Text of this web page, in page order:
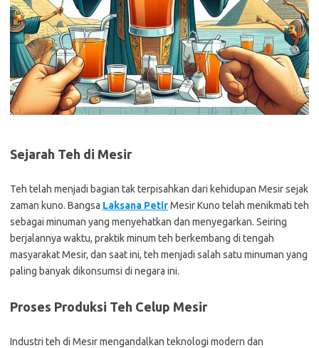
Sejarah Teh di Mesir
Teh telah menjadi bagian tak terpisahkan dari kehidupan Mesir sejak
zaman kuno. Bangsa Laksana PetirMesir Kuno telah menikmati teh
sebagai minuman yang menyehatkan dan menyegarkan. Seiring
berjalannya waktu, praktik minum teh berkembang di tengah
masyarakat Mesir, dan saat ini, teh menjadi salah satu minuman yang
paling banyak dikonsumsi di negara ini.
Proses Produksi Teh Celup Mesir
Industri teh di Mesir mengandalkan teknologi modern dan